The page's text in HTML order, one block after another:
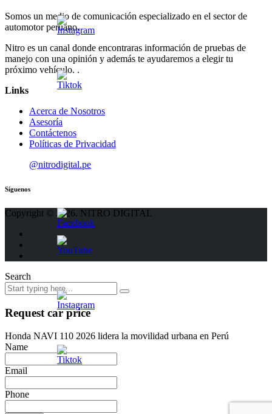
Somos un medio de comunicación especializado en el sector de
automotor peruano.
Nitro es un canal donde encontraras información de pruebas de
manejo con una opinión y además te ayudaremos a elegir tu
próximo vehículo. .
Links
Acerca de Nosotros
Asesoría
Contáctenos
Políticas de Privacidad
@nitrodigital.pe
Síguenos
Copyright © 2026. NITRO DIGITAL
Search
Request car price
Honda NAVI 110 2026 lidera la movilidad urbana en Perú
Name
Email
Phone